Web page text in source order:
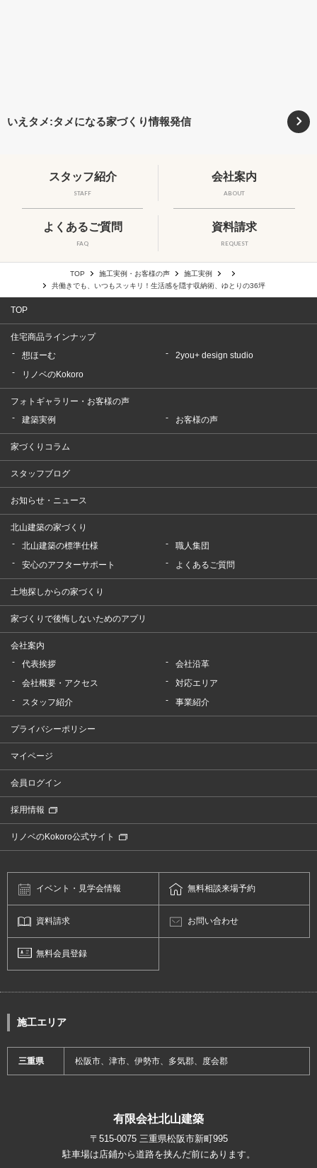
いえタメ:タメになる家づくり情報発信
スタッフ紹介
STAFF
会社案内
ABOUT
よくあるご質問
FAQ
資料請求
REQUEST
TOP 施工実例・お客様の声
施工実例
共働きでも、いつもスッキリ！生活感を隠す収納術、ゆとりの36坪
TOP
住宅商品ラインナップ
想ほーむ
2you+ design studio
リノベのKokoro
フォトギャラリー・お客様の声
建築実例
お客様の声
家づくりコラム
スタッフブログ
お知らせ・ニュース
北山建築の家づくり
北山建築の標準仕様
職人集団
安心のアフターサポート
よくあるご質問
土地探しからの家づくり
家づくりで後悔しないためのアプリ
会社案内
代表挨拶
会社沿革
会社概要・アクセス
対応エリア
スタッフ紹介
事業紹介
プライバシーポリシー
マイページ
会員ログイン
採用情報
リノベのKokoro公式サイト
イベント・ 見学会情報 無料相談来場予約
資料請求 お問い合わせ
無料会員登録
施工エリア
三重県 松阪市、津市、伊勢市、多気郡、度会郡
有限会社北山建築
〒515-0075 三重県松阪市新町995
駐車場は店鋪から道路を挟んだ前にあります。